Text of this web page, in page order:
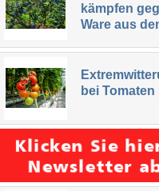
kämpfen
Ware aus
bei Tomaten